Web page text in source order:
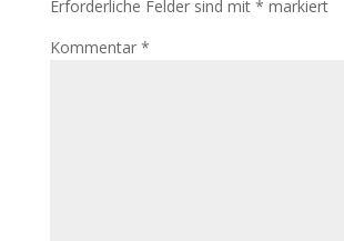
Erforderliche Felder sind mit * markiert
Kommentar *